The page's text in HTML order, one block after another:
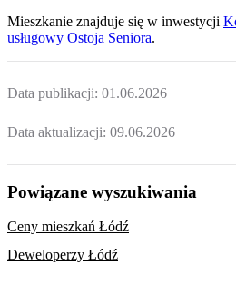
Mieszkanie znajduje się w inwestycji
usługowy Ostoja Seniora.
Data publikacji: 01.06.2026
Data aktualizacji: 09.06.2026
Powiązane wyszukiwania
Ceny mieszkań Łódź
Deweloperzy Łódź